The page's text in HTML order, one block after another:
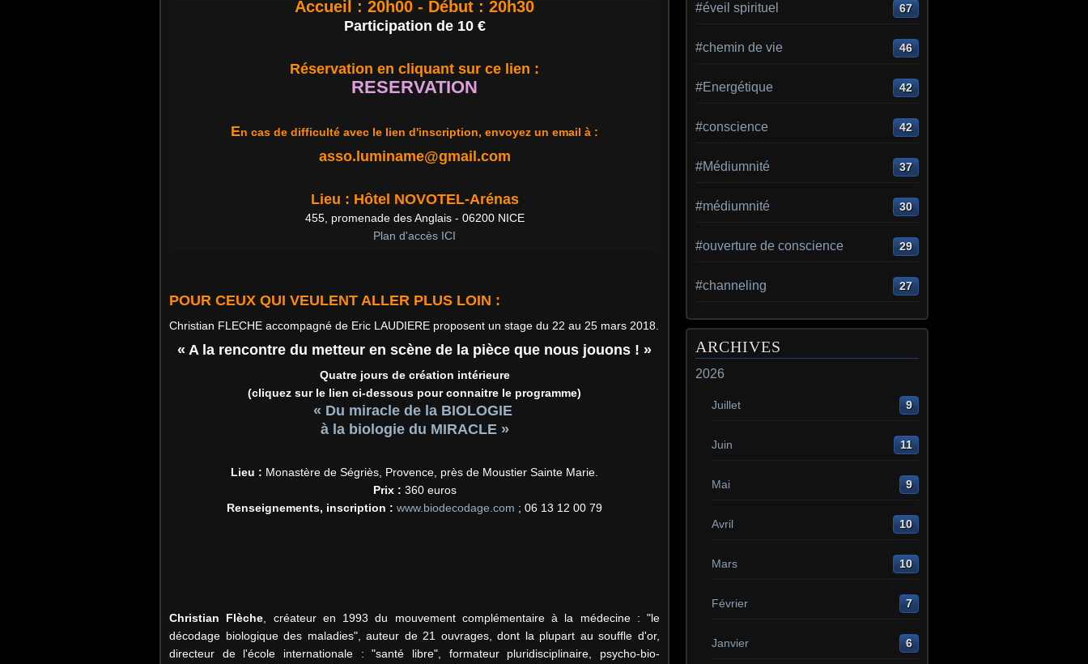
Accueil : 20h00 - Début : 20h30
Participation de 10 €
Réservation en cliquant sur ce lien :
RESERVATION
En cas de difficulté avec le lien d'inscription, envoyez un email à :
asso.luminame@gmail.com
Lieu : Hôtel NOVOTEL-Arénas
455, promenade des Anglais - 06200 NICE
Plan d'accès ICI
POUR CEUX QUI VEULENT ALLER PLUS LOIN :
Christian FLECHE accompagné de Eric LAUDIERE proposent un stage du 22 au 25 mars 2018.
« A la rencontre du metteur en scène de la pièce que nous jouons ! »
Quatre jours de création intérieure
(cliquez sur le lien ci-dessous pour connaitre le programme)
« Du miracle de la BIOLOGIE
à la biologie du MIRACLE »
Lieu : Monastère de Ségriès, Provence, près de Moustier Sainte Marie.
Prix : 360 euros
Renseignements, inscription : www.biodecodage.com ; 06 13 12 00 79
Christian Flèche , créateur en 1993 du mouvement complémentaire à la médecine : "le
décodage biologique des maladies", auteur de 21 ouvrages, dont la plupart au souffle d'or,
directeur de l'école internationale : "santé libre", formateur pluridisciplinaire, psycho-bio-
#éveil spirituel 67
#chemin de vie 46
#Energétique 42
#conscience 42
#Médiumnité 37
#médiumnité 30
#ouverture de conscience 29
#channeling 27
ARCHIVES
2026
Juillet 9
Juin 11
Mai 9
Avril 10
Mars 10
Février 7
Janvier 6